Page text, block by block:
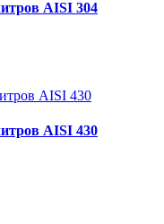
AISI 304
AISI 430